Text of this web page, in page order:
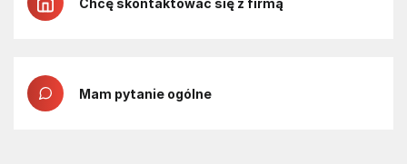
Mam pytanie ogólne